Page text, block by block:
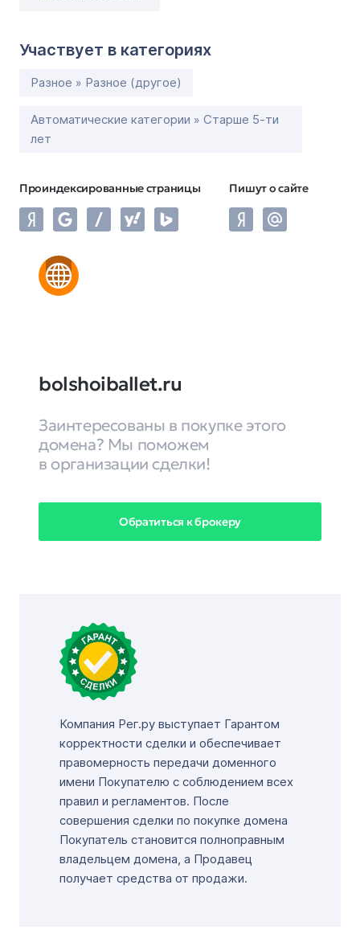
Участвует в категориях
Разное » Разное (другое)
Автоматические категории » Старше 5-ти
лет
Проиндексированные страницы Пишут о сайте
bolshoiballet.ru
Заинтересованы в покупке этого
домена? Мы поможем
в организации сделки!
Обратиться к брокеру
Компания Рег.ру выступает Гарантом
корректности сделки и обеспечивает
правомерность передачи доменного
имени Покупателю с соблюдением всех
правил и регламентов. После
совершения сделки по покупке домена
Покупатель становится полноправным
владельцем домена, а Продавец
получает средства от продажи.